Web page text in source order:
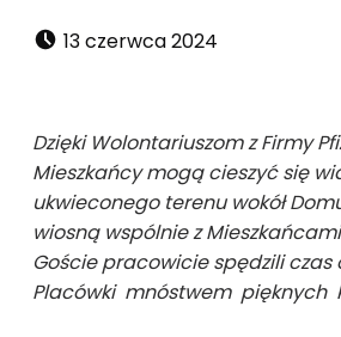
Dodano:
13 czerwca 2024
Dzięki Wolontariuszom z Firmy
Mieszkańcy mogą cieszyć się
ukwieconego terenu wokół
wiosną wspólnie z
Goście pracowicie spędzili
Placówki mnóstwem pięknych